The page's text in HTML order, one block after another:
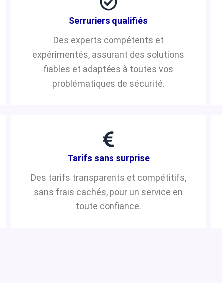
Serruriers qualifiés
Des experts compétents et
expérimentés, assurant des solutions
fiables et adaptées à toutes vos
problématiques de sécurité.
Tarifs sans surprise
Des tarifs transparents et compétitifs,
sans frais cachés, pour un service en
toute confiance.